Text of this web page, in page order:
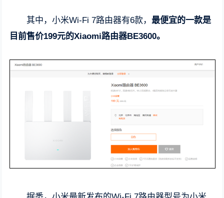
其中，小米Wi-Fi 7路由器有6款，最便宜的一款是
目前售价199元的Xiaomi路由器BE3600。